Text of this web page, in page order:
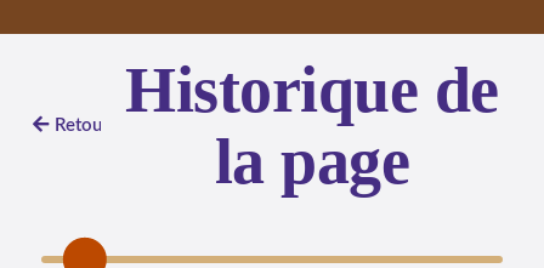
Retour
Historique de
la page